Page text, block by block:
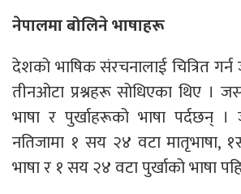
नेपालमा बोलिने भाषाहरू
देशको भाषिक संरचनालाई चित्रित
तीनओटा प्रश्नहरू सोधिएका थिए ।
भाषा र पुर्खाहरूको भाषा पर्दछन् ।
नतिजामा १ सय २४ वटा मातृभाषा,
भाषा र १ सय २४ वटा पुर्खाको भाषा